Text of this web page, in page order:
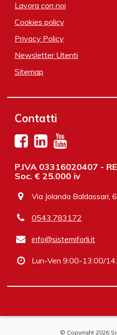
Lavora con noi
Cookies policy
Privacy Policy
Newsletter Utenti
Sitemap
Contatti
P.IVA 03316020407 -
Soc. € 25.000 iv
Via Jolanda Baldassari,
0543.783172
info@sistemiforli.it
Lun-Ven 9:00-13:00/
© Copyright 2026